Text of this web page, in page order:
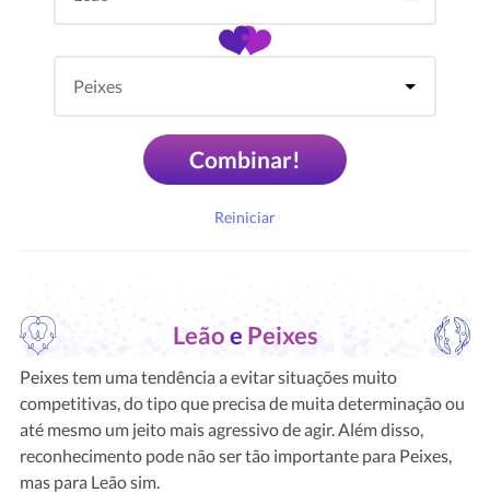
Combinar!
Reiniciar
Leãoe Peixes
Peixes tem uma tendência a evitar situações muito
competitivas, do tipo que precisa de muita determinação ou
até mesmo um jeito mais agressivo de agir. Além disso,
reconhecimento pode não ser tão importante para Peixes,
mas para Leão sim.